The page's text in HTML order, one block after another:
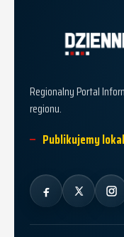
Regionalny Portal
regionu.
Publikujemy